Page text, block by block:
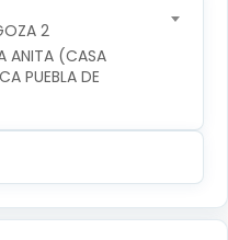
2
ANITA (CASA
PUEBLA DE